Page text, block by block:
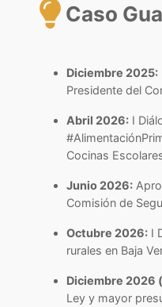
Caso
Diciembre 2025:
Presidente del
Abril 2026:I
Cocinas
Junio 2026:
Comisión de
Octubre 2026:I
rurales en Baja
Diciembre 2026
Ley y mayor